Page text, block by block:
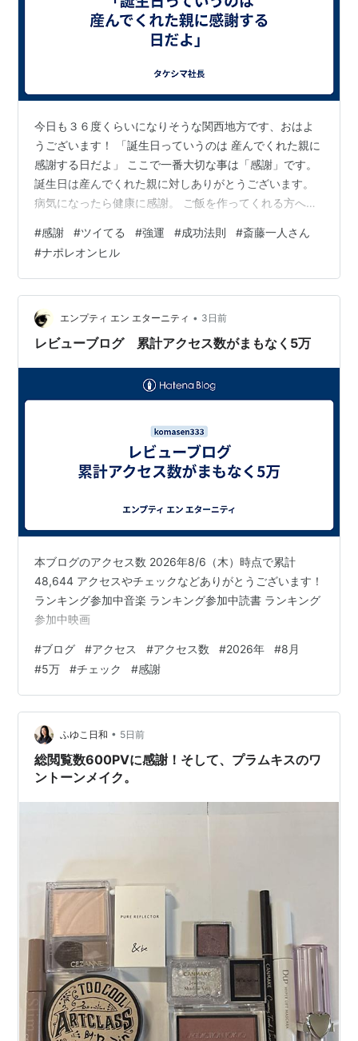
今日も３６度くらいになりそうな関西地方です、おはよ
うございます！ 「誕生日っていうのは 産んでくれた親に
感謝する日だよ」 ここで一番大切な事は「感謝」です。
誕生日は産んでくれた親に対しありがとうございます。
病気になったら健康に感謝。 ご飯を作ってくれる方へ感
なります。 感謝される人は、悪い人ですか？ 感謝される
ような人は人望がありますか？ 感謝されるような人は、
好きですか？ 感謝せれるような行動をしましょう。 その
行動は強運を導きます。 では今日も強運で楽しい１日を
お過ごしください。
#感謝 #ツイてる #強運 #成功法則 #斎藤一人さん
#ナポレオンヒル
エンプティ エン エターニティ • 3日前
レビューブログ 累計アクセス数がまもなく5万
本ブログのアクセス数 2026年8/6（木）時点で累計
48,644 アクセスやチェックなどありがとうございます！
ランキング参加中音楽 ランキング参加中読書 ランキング
参加中映画
#ブログ #アクセス #アクセス数 #2026年 #8月
#5万 #チェック #感謝
ふゆこ日和 • 5日前
総閲覧数600PVに感謝！そして、プラムキスのワ
ントーンメイク。